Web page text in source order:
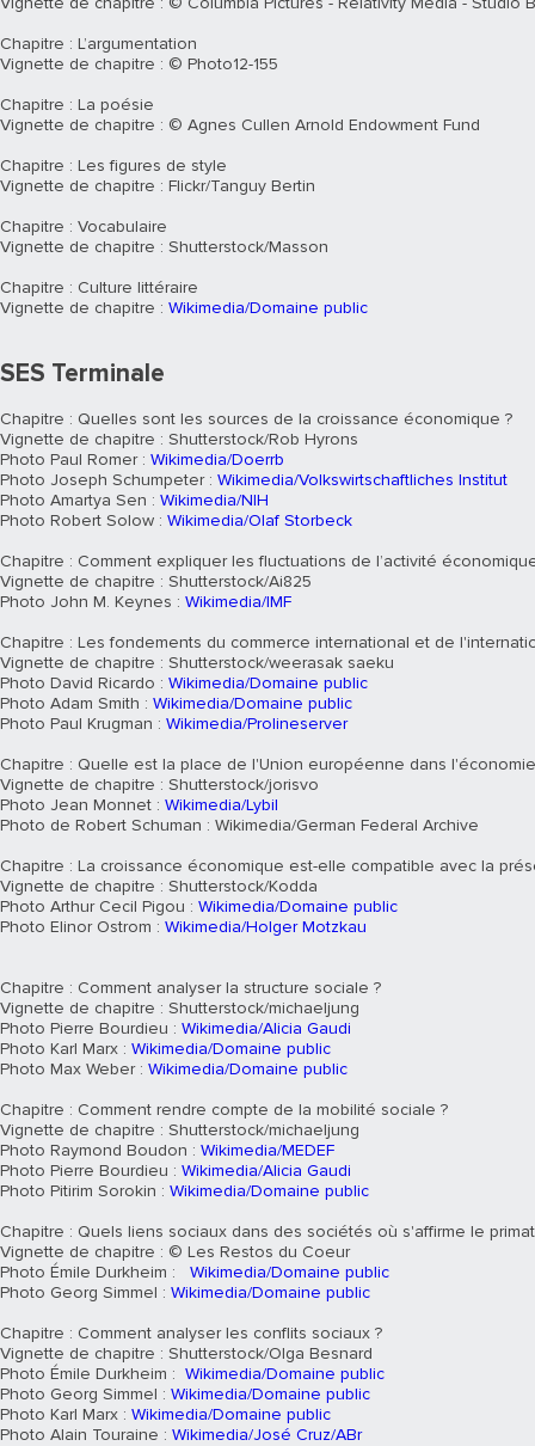
Chapitre : L’argumentation
Vignette de chapitre : © Photo12-155
Chapitre : La poésie
Vignette de chapitre : © Agnes Cullen Arnold Endowment Fund
Chapitre : Les figures de style
Vignette de chapitre : Flickr/Tanguy Bertin
Chapitre : Vocabulaire
Vignette de chapitre : Shutterstock/Masson
Chapitre : Culture littéraire
Vignette de chapitre : Wikimedia/Domaine public
SES Terminale
Chapitre : Quelles sont les sources de la croissance économique ?
Vignette de chapitre : Shutterstock/Rob Hyrons
Photo Paul Romer : Wikimedia/Doerrb
Photo Joseph Schumpeter : Wikimedia/Volkswirtschaftliches Institut
Photo Amartya Sen : Wikimedia/NIH
Photo Robert Solow : Wikimedia/Olaf Storbeck
Chapitre : Comment expliquer les fluctuations de l’activité
Vignette de chapitre : Shutterstock/Ai825
Photo John M. Keynes : Wikimedia/IMF
Chapitre : Les fondements du commerce international et de
Vignette de chapitre : Shutterstock/weerasak saeku
Photo David Ricardo : Wikimedia/Domaine public
Photo Adam Smith : Wikimedia/Domaine public
Photo Paul Krugman : Wikimedia/Prolineserver
Chapitre : Quelle est la place de l'Union européenne dans
Vignette de chapitre : Shutterstock/jorisvo
Photo Jean Monnet : Wikimedia/Lybil
Photo de Robert Schuman : Wikimedia/German Federal Archive
Chapitre : La croissance économique est-elle compatible avec la
Vignette de chapitre : Shutterstock/Kodda
Photo Arthur Cecil Pigou : Wikimedia/Domaine public
Photo Elinor Ostrom : Wikimedia/Holger Motzkau
Chapitre : Comment analyser la structure sociale ?
Vignette de chapitre : Shutterstock/michaeljung
Photo Pierre Bourdieu : Wikimedia/Alicia Gaudi
Photo Karl Marx : Wikimedia/Domaine public
Photo Max Weber : Wikimedia/Domaine public
Chapitre : Comment rendre compte de la mobilité sociale ?
Vignette de chapitre : Shutterstock/michaeljung
Photo Raymond Boudon : Wikimedia/MEDEF
Photo Pierre Bourdieu : Wikimedia/Alicia Gaudi
Photo Pitirim Sorokin : Wikimedia/Domaine public
Chapitre : Quels liens sociaux dans des sociétés où s'affirme le
Vignette de chapitre : © Les Restos du Coeur
Photo Émile Durkheim : Wikimedia/Domaine public
Photo Georg Simmel : Wikimedia/Domaine public
Chapitre : Comment analyser les conflits sociaux ?
Vignette de chapitre : Shutterstock/Olga Besnard
Photo Émile Durkheim : Wikimedia/Domaine public
Photo Georg Simmel : Wikimedia/Domaine public
Photo Karl Marx : Wikimedia/Domaine public
Photo Alain Touraine : Wikimedia/José Cruz/ABr